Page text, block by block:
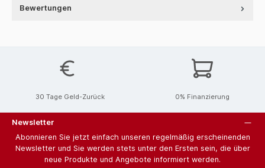
Bewertungen
30 Tage Geld-Zurück 0% Finanzierung
Newsletter
Abonnieren Sie jetzt einfach unseren regelmäßig erscheinenden
Newsletter und Sie werden stets unter den Ersten sein, die über
neue Produkte und Angebote informiert werden.